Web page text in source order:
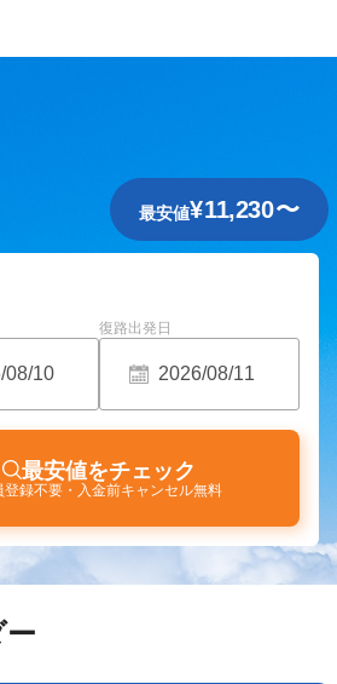
最安値¥11,230〜
復路出発日
最安値をチェック
登録不要・入金前キャンセル無料